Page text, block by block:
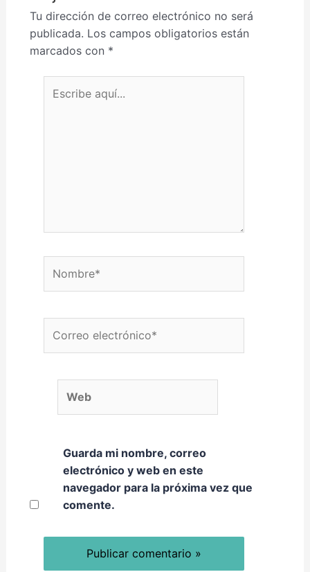
Tu dirección de correo electrónico no será
publicada. Los campos obligatorios están
marcados con *
Guarda mi nombre, correo
electrónico y web en este
navegador para la próxima vez que
comente.